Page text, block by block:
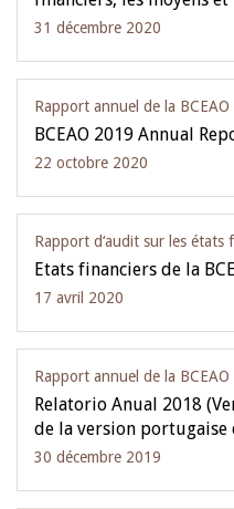
31 décembre 2020
Rapport annuel de la BCEAO
BCEAO 2019 Annual
22 octobre 2020
Rapport d‘audit sur les états
Etats financiers de la
17 avril 2020
Rapport annuel de la BCEAO
Relatorio Anual 2018
de la version
30 décembre 2019